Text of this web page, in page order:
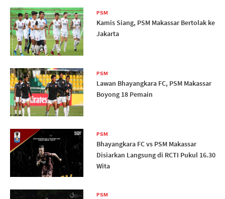
PSM
Kamis Siang, PSM Makassar Bertolak ke
Jakarta
PSM
Lawan Bhayangkara FC, PSM Makassar
Boyong 18 Pemain
PSM
Bhayangkara FC vs PSM Makassar
Disiarkan Langsung di RCTI Pukul 16.30
Wita
PSM